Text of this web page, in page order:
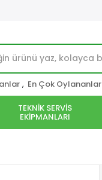
, En Çok Oylananlar
TEKNİK SERVİS
EKİPMANLARI